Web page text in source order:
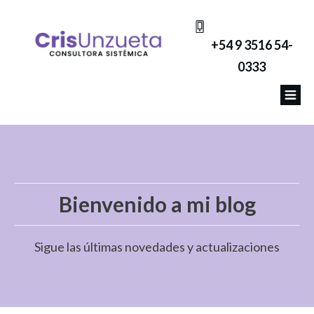
+54 9 3516 54-
0333
Bienvenido a mi blog
Sigue las últimas novedades y actualizaciones